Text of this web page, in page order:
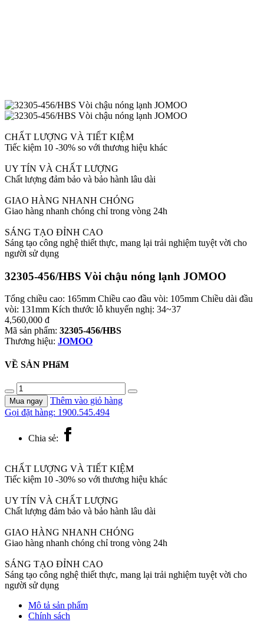
CHẤT LƯỢNG VÀ TIẾT KIỆM
Tiếc kiệm 10 -30% so với thương hiệu khác
UY TÍN VÀ CHẤT LƯỢNG
Chất lượng đảm bảo và bảo hành lâu dài
GIAO HÀNG NHANH CHÓNG
Giao hàng nhanh chóng chỉ trong vòng 24h
SÁNG TẠO ĐỈNH CAO
Sáng tạo công nghệ thiết thực, mang lại trải nghiệm tuyệt vời cho
người sử dụng
32305-456/HBS Vòi chậu nóng lạnh JOMOO
Tổng chiều cao: 165mm Chiều cao đầu vòi: 105mm Chiều dài đầu
vòi: 131mm Kích thước lỗ khuyến nghị: 34~37
4,560,000 đ
Mã sản phẩm: 32305-456/HBS
Thương hiệu: JOMOO
VỀ SẢN PHẩM
32305-
456/HBS
Vòi
chậu
lạnh
số
lượng
Mua ngay
Thêm vào giỏ hàng
Gọi đặt hàng: 1900.545.494
Chia sẻ:
CHẤT LƯỢNG VÀ TIẾT KIỆM
Tiếc kiệm 10 -30% so với thương hiệu khác
UY TÍN VÀ CHẤT LƯỢNG
Chất lượng đảm bảo và bảo hành lâu dài
GIAO HÀNG NHANH CHÓNG
Giao hàng nhanh chóng chỉ trong vòng 24h
SÁNG TẠO ĐỈNH CAO
Sáng tạo công nghệ thiết thực, mang lại trải nghiệm tuyệt vời cho
người sử dụng
Mô tả sản phẩm
Chính sách